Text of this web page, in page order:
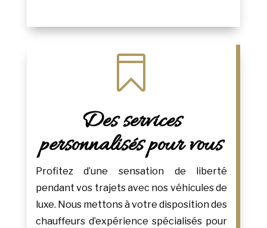

Des services
personnalisés pour vous
Profitez d’une sensation de liberté
pendant vos trajets avec nos véhicules de
luxe. Nous mettons à votre disposition des
chauffeurs d’expérience spécialisés pour